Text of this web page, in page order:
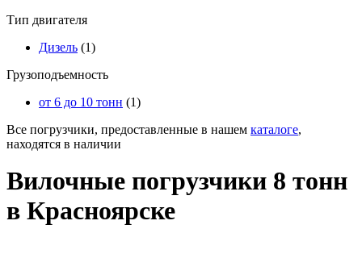
Тип двигателя
Дизель (1)
Грузоподъемность
от 6 до 10 тонн (1)
Все погрузчики, предоставленные в нашем каталоге,
находятся в наличии
Вилочные погрузчики 8 тонн
в Красноярске